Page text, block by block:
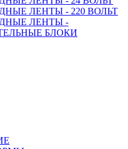
ЛЕНТЫ - 220 ВОЛЬТ
ЛЕНТЫ -
БЛОКИ